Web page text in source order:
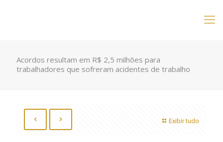
Acordos resultam em R$ 2,5 milhões para
trabalhadores que sofreram acidentes de trabalho
Exibir tudo